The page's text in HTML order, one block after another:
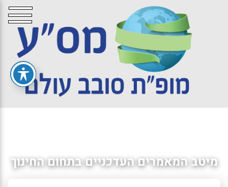
מיטב המאמרים העדכניים בתחום החינוך